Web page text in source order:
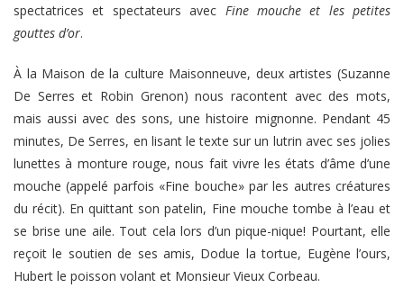
spectatrices et spectateurs avec Fine mouche et les petites
gouttes d’or.
À la Maison de la culture Maisonneuve, deux artistes (Suzanne
De Serres et Robin Grenon) nous racontent avec des mots,
mais aussi avec des sons, une histoire mignonne. Pendant 45
minutes, De Serres, en lisant le texte sur un lutrin avec ses jolies
lunettes à monture rouge, nous fait vivre les états d’âme d’une
mouche (appelé parfois «Fine bouche» par les autres créatures
du récit). En quittant son patelin, Fine mouche tombe à l’eau et
se brise une aile. Tout cela lors d’un pique-nique! Pourtant, elle
reçoit le soutien de ses amis, Dodue la tortue, Eugène l’ours,
Hubert le poisson volant et Monsieur Vieux Corbeau.